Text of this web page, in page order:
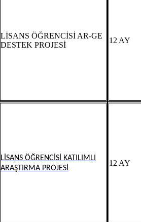
LİSANS ÖĞRENCİSİ AR-GE
DESTEK PROJESİ
12 AY
LİSANS ÖĞRENCİSİ KATILIMLI
ARAŞTIRMA PROJESİ
12 AY